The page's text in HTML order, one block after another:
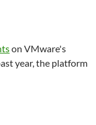
on VMware's
year, the platform